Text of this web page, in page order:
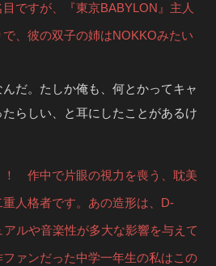
ですが、『東京BABYLON』主人
、彼の双子の姉はNOKKOみたい
だ。たしか俺も、何とかってキャ
らしい、と耳にしたことがあるけ
！ 作中で片眼の視力を喪う、耽美
人格者です。あの造形は、D-
ルや音楽性が多大な影響を与えて
ァンだった中学一年生の私はこの